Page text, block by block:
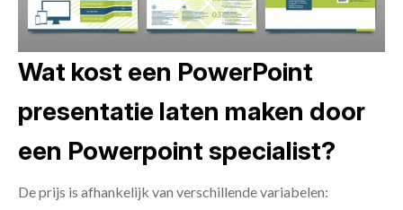
Wat kost een PowerPoint
presentatie laten maken door
een Powerpoint specialist?
De prijs is afhankelijk van verschillende variabelen: